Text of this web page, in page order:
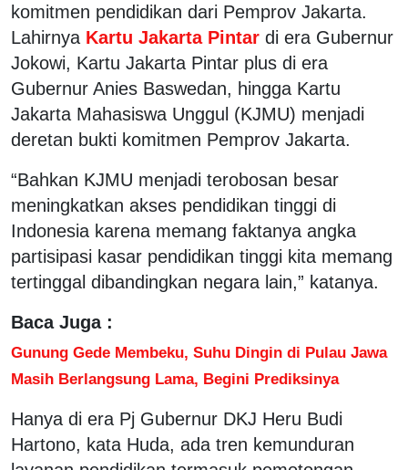
komitmen pendidikan dari Pemprov Jakarta.
Lahirnya Kartu Jakarta Pintar di era Gubernur
Jokowi, Kartu Jakarta Pintar plus di era
Gubernur Anies Baswedan, hingga Kartu
Jakarta Mahasiswa Unggul (KJMU) menjadi
deretan bukti komitmen Pemprov Jakarta.
“Bahkan KJMU menjadi terobosan besar
meningkatkan akses pendidikan tinggi di
Indonesia karena memang faktanya angka
partisipasi kasar pendidikan tinggi kita memang
tertinggal dibandingkan negara lain,” katanya.
Baca Juga :
Gunung Gede Membeku, Suhu Dingin di Pulau Jawa
Masih Berlangsung Lama, Begini Prediksinya
Hanya di era Pj Gubernur DKJ Heru Budi
Hartono, kata Huda, ada tren kemunduran